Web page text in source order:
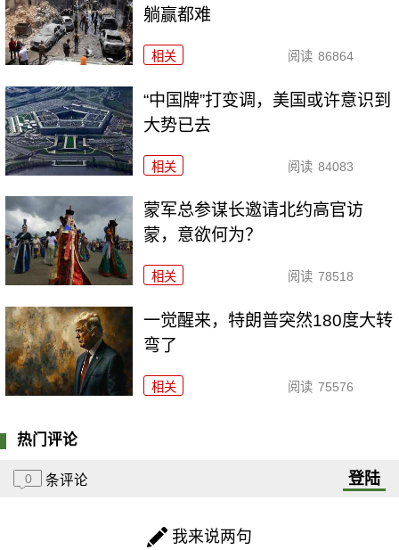
躺赢都难
相关 阅读 86864
“中国牌”打变调，美国或许意识到
大势已去
相关 阅读 84083
​蒙军总参谋长邀请北约高官访
蒙，意欲何为？
相关 阅读 78518
一觉醒来，特朗普突然180度大转
弯了
相关 阅读 75576
热门评论
0 条评论 登陆
我来说两句